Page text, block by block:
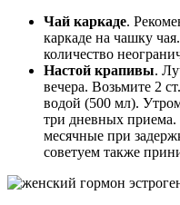
Чай каркаде.
каркаде на чашку
количество
Настой крапивы.
вечера. Возьмите 2
водой (500 мл).
три дневных приема.
месячные при
советуем также